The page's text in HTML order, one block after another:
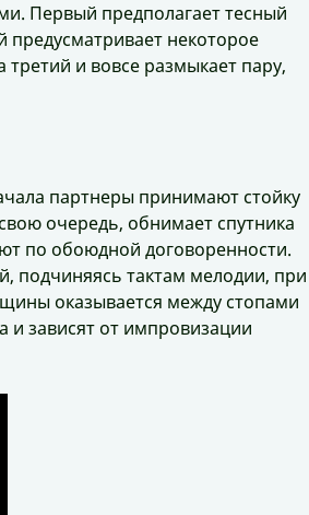
Первый предполагает тесный
предусматривает некоторое
и вовсе размыкает пару,
партнеры принимают стойку
очередь, обнимает спутника
по обоюдной договоренности.
подчиняясь тактам мелодии, при
оказывается между стопами
зависят от импровизации